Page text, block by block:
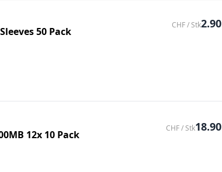
50 Pack
CHF / Stk2.90
12x 10 Pack
CHF / Stk18.90